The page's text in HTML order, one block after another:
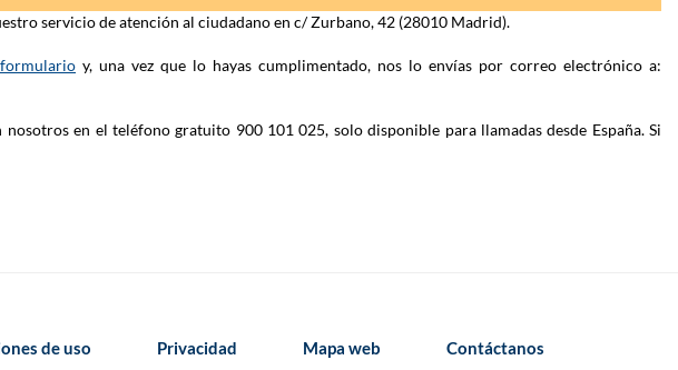
servicio de atención al ciudadano en c/ Zurbano, 42 (28010 Madrid).
y, una vez que lo hayas cumplimentado, nos lo envías por correo electrónico a:
en el teléfono gratuito 900 101 025, solo disponible para llamadas desde España. Si
de uso Privacidad Mapa web Contáctanos